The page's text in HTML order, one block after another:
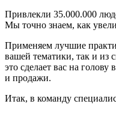
Привлекли 35.000.000
Мы точно знаем, как
Применяем лучшие
вашей тематики, так и из
это сделает вас на
и продажи.
Итак, в команду